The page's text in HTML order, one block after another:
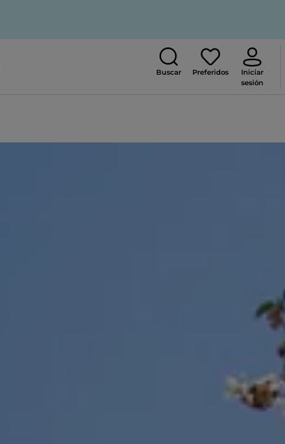
Buscar Preferidos
Iniciar
sesión